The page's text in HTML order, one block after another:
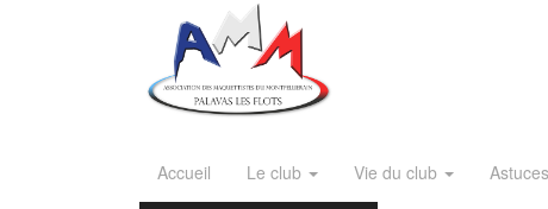
Accueil Le club Vie du club